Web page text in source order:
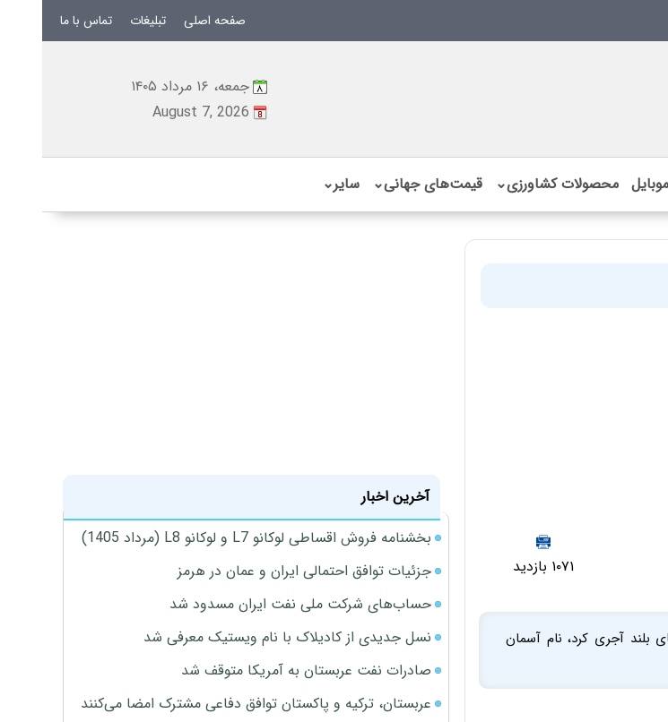
صفحه اصلی تبلیغات تماس با ما
جمعه، ۱۶ مرداد ۱۴۰۵
August 7, 2026
محصولات کشاورزی⌄ قیمت‌های جهانی⌄ سایر⌄
۱۰۷۱ بازدید
بلند آجری کرد، نام آسمان
آخرین اخبار
بخشنامه فروش اقساطی لوکانو L7 و لوکانو L8 (مرداد 1405)
جزئیات توافق احتمالی ایران و عمان در هرمز
حساب‌های شرکت ملی نفت ایران مسدود شد
نسل جدیدی از کادیلاک با نام ویستیک معرفی شد
صادرات نفت عربستان به آمریکا متوقف شد
عربستان، ترکیه و پاکستان توافق دفاعی مشترک امضا می‌کنند